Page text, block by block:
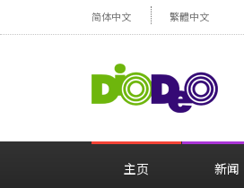
简体中文 繁體中文
主页 新闻